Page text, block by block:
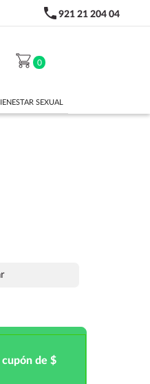
phone 921 21 204 04
shopping_cart 0
SEXUAL
de $